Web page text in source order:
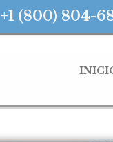
+1 (800) 804-